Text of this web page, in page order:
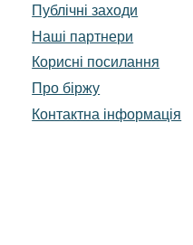
Публічні заходи
Наші партнери
Корисні посилання
Про біржу
Контактна інформація